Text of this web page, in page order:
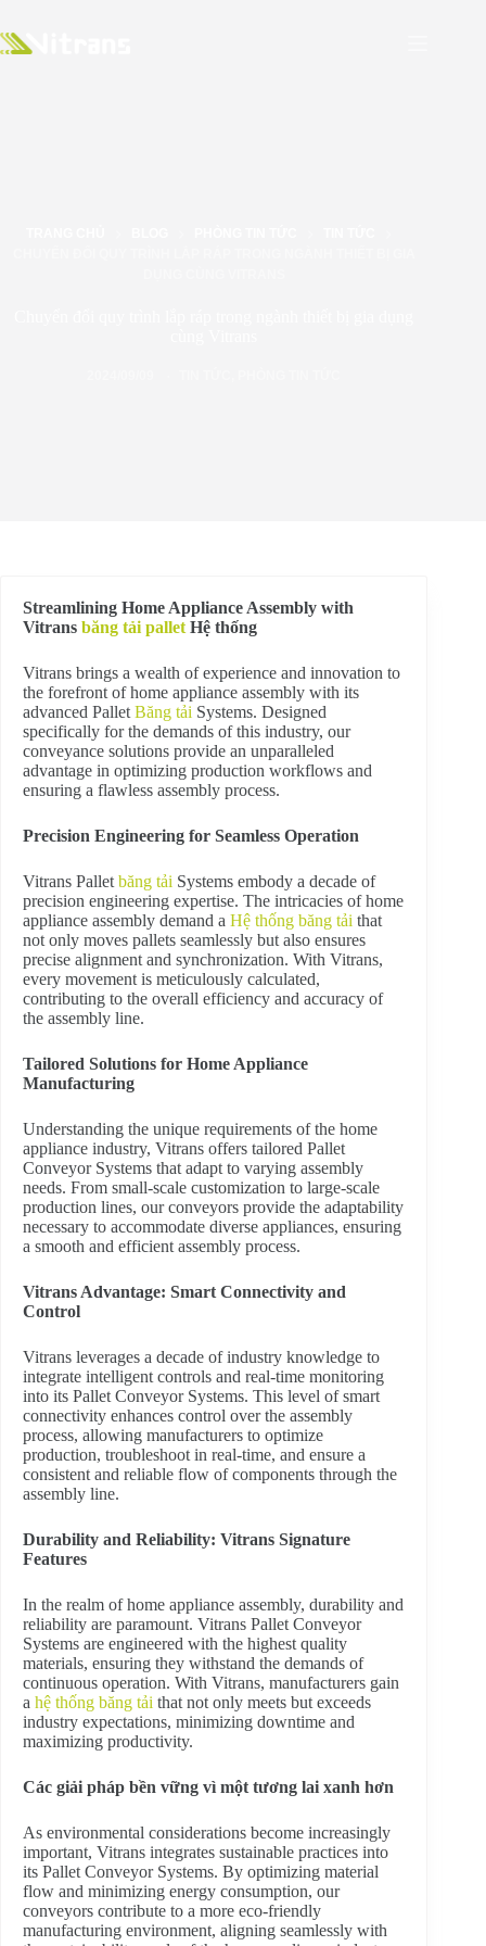
Streamlining Home Appliance Assembly with
Vitrans băng tải pallet Hệ thống
Vitrans brings a wealth of experience and innovation to
the forefront of home appliance assembly with its
advanced Pallet Băng tải Systems. Designed
specifically for the demands of this industry, our
conveyance solutions provide an unparalleled
advantage in optimizing production workflows and
ensuring a flawless assembly process.
Precision Engineering for Seamless Operation
Vitrans Pallet băng tải Systems embody a decade of
precision engineering expertise. The intricacies of home
appliance assembly demand a Hệ thống băng tải that
not only moves pallets seamlessly but also ensures
precise alignment and synchronization. With Vitrans,
every movement is meticulously calculated,
contributing to the overall efficiency and accuracy of
the assembly line.
Tailored Solutions for Home Appliance
Manufacturing
Understanding the unique requirements of the home
appliance industry, Vitrans offers tailored Pallet
Conveyor Systems that adapt to varying assembly
needs. From small-scale customization to large-scale
production lines, our conveyors provide the adaptability
necessary to accommodate diverse appliances, ensuring
a smooth and efficient assembly process.
Vitrans Advantage: Smart Connectivity and
Control
Vitrans leverages a decade of industry knowledge to
integrate intelligent controls and real-time monitoring
into its Pallet Conveyor Systems. This level of smart
connectivity enhances control over the assembly
process, allowing manufacturers to optimize
production, troubleshoot in real-time, and ensure a
consistent and reliable flow of components through the
assembly line.
Durability and Reliability: Vitrans Signature
Features
In the realm of home appliance assembly, durability and
reliability are paramount. Vitrans Pallet Conveyor
Systems are engineered with the highest quality
materials, ensuring they withstand the demands of
continuous operation. With Vitrans, manufacturers gain
a hệ thống băng tải that not only meets but exceeds
industry expectations, minimizing downtime and
maximizing productivity.
Các giải pháp bền vững vì một tương lai xanh hơn
As environmental considerations become increasingly
important, Vitrans integrates sustainable practices into
its Pallet Conveyor Systems. By optimizing material
flow and minimizing energy consumption, our
conveyors contribute to a more eco-friendly
manufacturing environment, aligning seamlessly with